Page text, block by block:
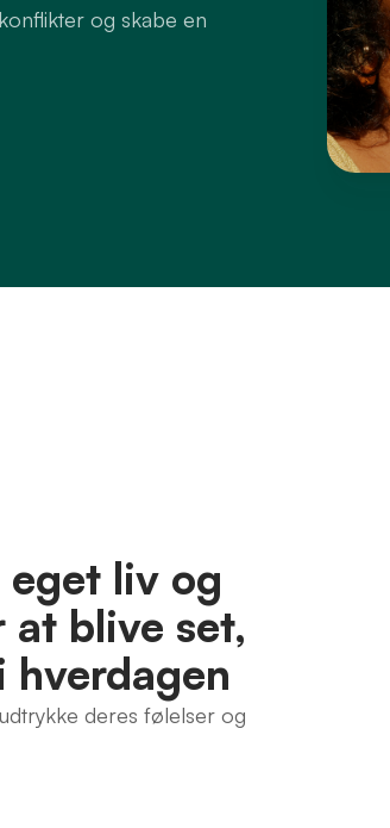
og skabe en
eget liv og
blive set,
deres følelser og